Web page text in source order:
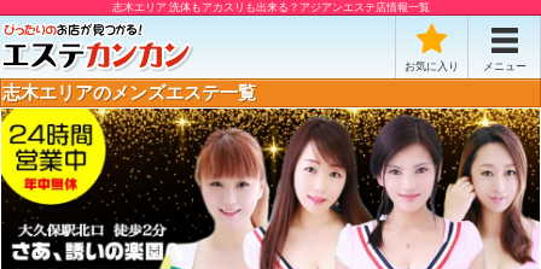
志木エリア 洗体もアカスリも出来る？アジアンエステ店情報一覧
お気に入り メニュー
志木エリアのメンズエステ一覧